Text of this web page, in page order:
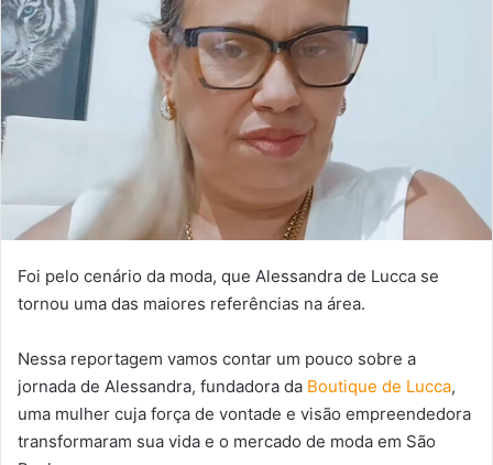
Foi pelo cenário da moda, que Alessandra de Lucca se
tornou uma das maiores referências na área.
Nessa reportagem vamos contar um pouco sobre a
jornada de Alessandra, fundadora da Boutique de Lucca,
uma mulher cuja força de vontade e visão empreendedora
transformaram sua vida e o mercado de moda em São